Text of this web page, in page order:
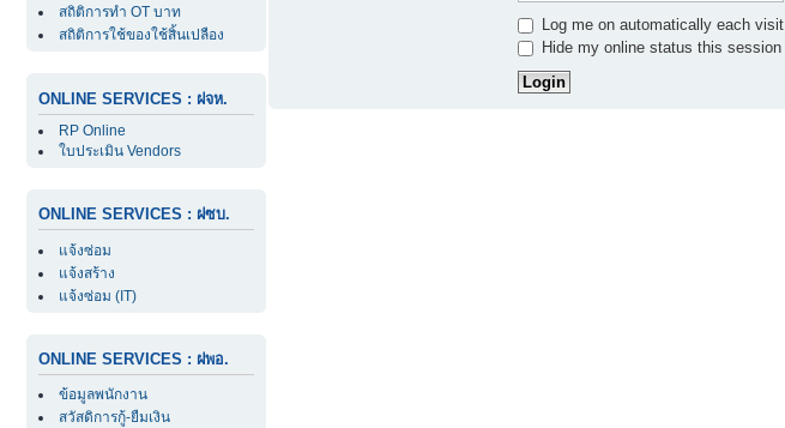
สถิติการทำ OT บาท
สถิติการใช้ของใช้สิ้นเปลือง
ONLINE SERVICES : ฝจห.
RP Online
ใบประเมิน Vendors
ONLINE SERVICES : ฝซบ.
แจ้งซ่อม
แจ้งสร้าง
แจ้งซ่อม (IT)
ONLINE SERVICES : ฝพอ.
ข้อมูลพนักงาน
สวัสดิการกู้-ยืมเงิน
Log me on automatically each visit
Hide my online status this session